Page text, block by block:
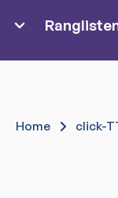
Home click-